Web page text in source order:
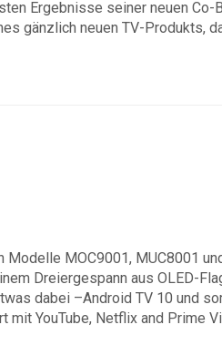
Ergebnisse seiner neuen Co-
gänzlich neuen TV-Produkts,
MOC9001, MUC8001
Dreiergespann aus OLED-
dabei –Android TV 10 und
YouTube, Netflix and Prime